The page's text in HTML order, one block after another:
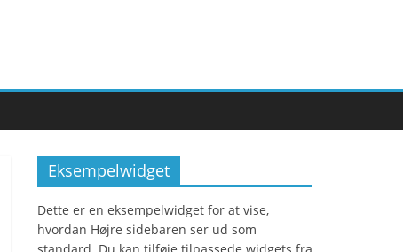
Eksempelwidget
Dette er en eksempelwidget for at vise,
hvordan Højre sidebaren ser ud som